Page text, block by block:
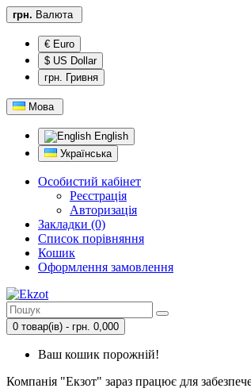
грн. Валюта
€ Euro
$ US Dollar
грн. Гривня
Мова
English
Українська
Особистий кабінет
Реєстрація
Авторизація
Закладки (0)
Список порівняння
Кошик
Оформлення замовлення
0 товар(ів) - грн. 0,000
Ваш кошик порожній!
Компанія "Екзот" зараз працює для